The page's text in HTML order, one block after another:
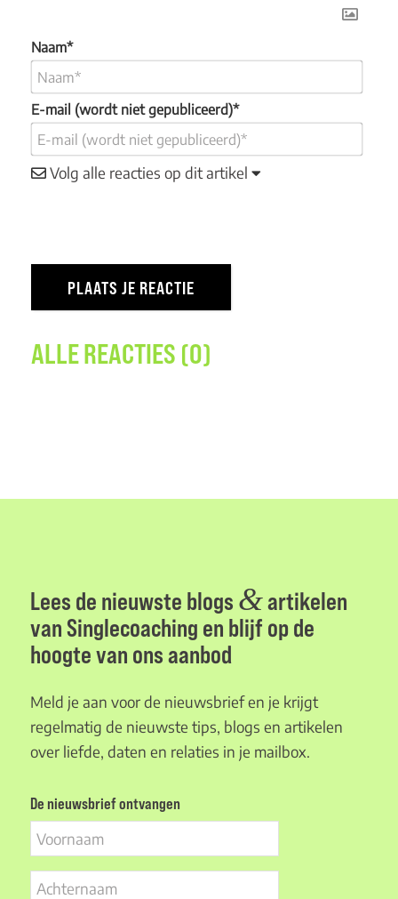
Naam*
E-mail (wordt niet gepubliceerd)*
Volg alle reacties op dit artikel
ALLE REACTIES (0)
Lees de nieuwste blogs &artikelen
van Singlecoaching en blijf op de
hoogte van ons aanbod
Meld je aan voor de nieuwsbrief en je krijgt
regelmatig de nieuwste tips, blogs en artikelen
over liefde, daten en relaties in je mailbox.
De nieuwsbrief ontvangen
Voornaam
Achternaam